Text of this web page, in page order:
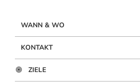
WANN & WO
KONTAKT
ZIELE